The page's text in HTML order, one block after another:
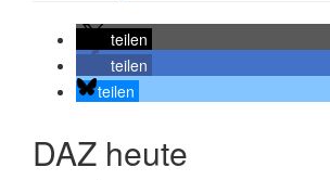
teilen
teilen
teilen
DAZ heute